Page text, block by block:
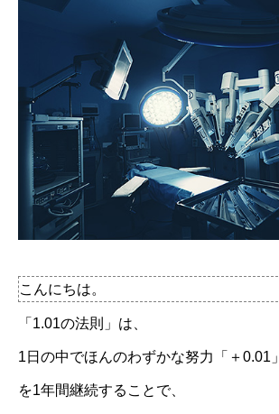
こんにちは。
「1.01の法則」は、
1日の中でほんのわずかな努力「＋0.01」
を1年間継続することで、